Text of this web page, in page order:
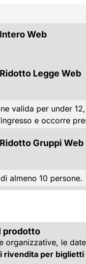
Web
Legge Web
valida per under
e occorre
Gruppi Web
almeno 10 persone.
prodotto
organizzative, le
rivendita per